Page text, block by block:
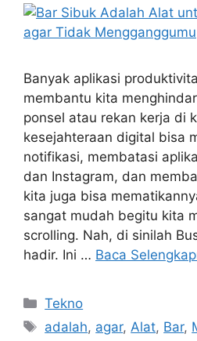
Banyak aplikasi
membantu kita
ponsel atau rekan kerja di
kesejahteraan digital bisa
notifikasi, membatasi
dan Instagram, dan
kita juga bisa
sangat mudah begitu kita
scrolling. Nah, di sinilah
hadir. Ini … Baca
Kategori
Tekno
Tag
adalah, agar, Alat, Bar,